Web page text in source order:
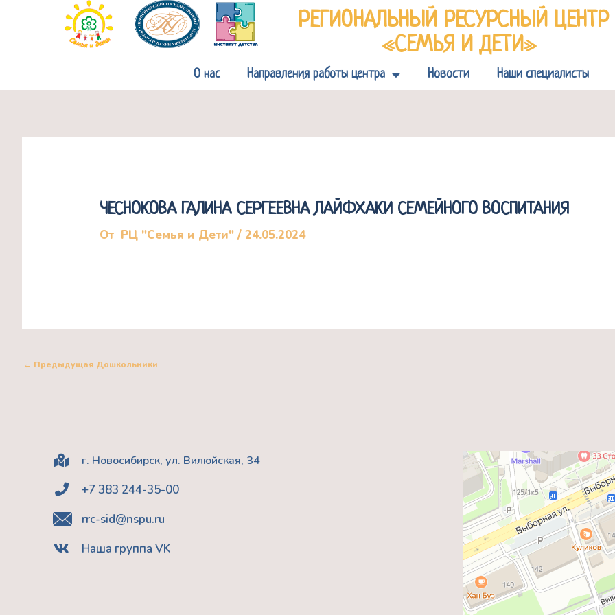
содержимому
РЕГИОНАЛЬНЫЙ РЕСУРСНЫЙ ЦЕНТР
«СЕМЬЯ И ДЕТИ»
О нас Направления работы центра Новости Наши специалисты
ЧЕСНОКОВА ГАЛИНА СЕРГЕЕВНА ЛАЙФХАКИ СЕМЕЙНОГО ВОСПИТАНИЯ
От РЦ "Семья и Дети"/24.05.2024
← Предыдущая Дошкольники
г. Новосибирск, ул. Вилюйская, 34
+7 383 244-35-00
rrc-sid@nspu.ru
Наша группа VK